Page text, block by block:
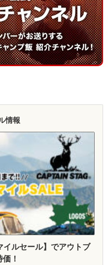
情報
ルセール】でアウトブ
！